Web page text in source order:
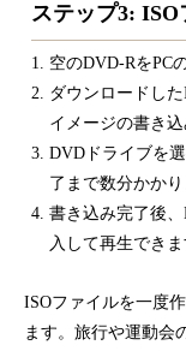
ステップ3:
空のDVD-RをPC
ダウンロードし
イメージの書き込
DVDドライブを
了まで数分かかり
書き込み完了後
入して再生できま
ISOファイルを一度
ます。旅行や運動会